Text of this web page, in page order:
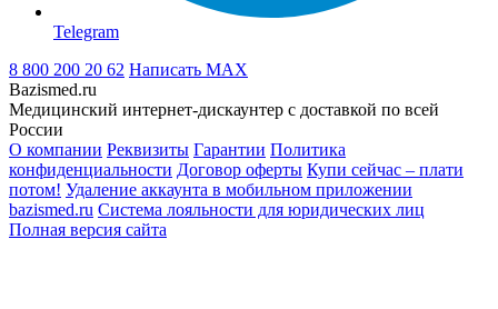
Telegram
8 800 200 20 62 Написать MAX
Bazismed.ru
Медицинский интернет-дискаунтер с доставкой по всей
России
О компании Реквизиты Гарантии Политика
конфиденциальности Договор оферты Купи сейчас – плати
потом! Удаление аккаунта в мобильном приложении
bazismed.ru Система лояльности для юридических лиц
Полная версия сайта